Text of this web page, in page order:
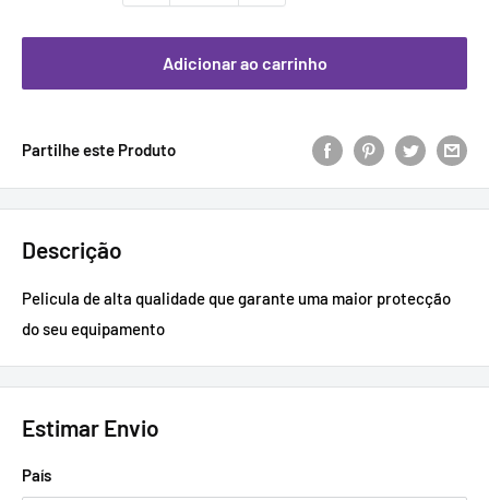
Adicionar ao carrinho
Partilhe este Produto
Descrição
Pelicula de alta qualidade que garante uma maior protecção
do seu equipamento
Estimar Envio
País